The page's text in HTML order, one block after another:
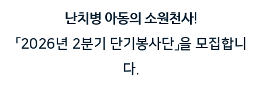
난치병 아동의 소원천사!
「 2026년 2분기 단기봉사단」을 모집합니
다.